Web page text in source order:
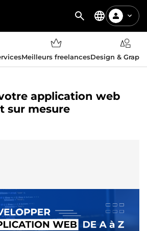
Meilleurs freelancesDesign &
application web
sur mesure